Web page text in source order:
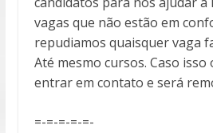
vagas que não estão em
repudiamos quaisquer vaga
Até mesmo cursos. Caso
entrar em contato e será
=-=-=-=-=-